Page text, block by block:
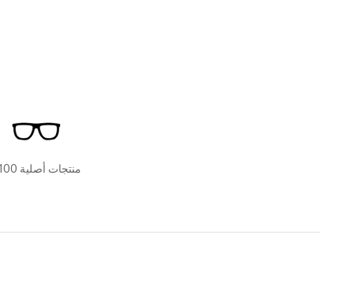
منتجات أصلية 100٪